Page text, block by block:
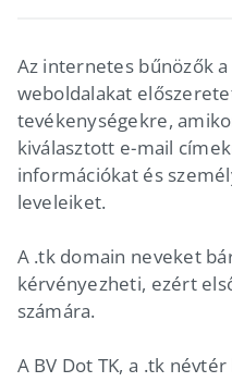
Az internetes bűnözők
weboldalakat
tevékenységekre,
kiválasztott e-mail
információkat és
leveleiket.
A .tk domain neveket
kérvényezheti, ezért
számára.
A BV Dot TK, a .tk